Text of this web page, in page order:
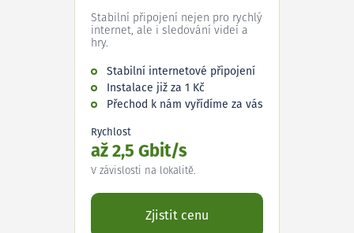
Stabilní připojení nejen pro rychlý
internet, ale i sledování videí a
hry.
Stabilní internetové připojení
Instalace již za 1 Kč
Přechod k nám vyřídíme za vás
Rychlost
až 2,5 Gbit/s
V závislosti na lokalitě.
Zjistit cenu